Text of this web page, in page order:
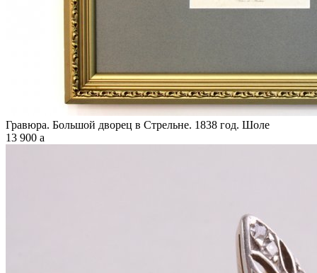
Гравюра. Большой дворец в Стрельне. 1838 год. Шоле
13 900 a